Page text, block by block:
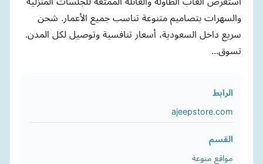
والسهرات بتصاميم متنوعة تناسب جميع الأعمار. شحن
سريع داخل السعودية، أسعار تنافسية وتوصيل لكل المدن.
تسوق...
الرابط
ajeepstore.com
القسم
مواقع منوعة